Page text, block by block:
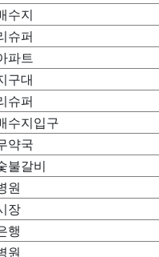
수지
슈퍼
파트
구대
슈퍼
수지입구
약국
불갈비
원
장
행
원